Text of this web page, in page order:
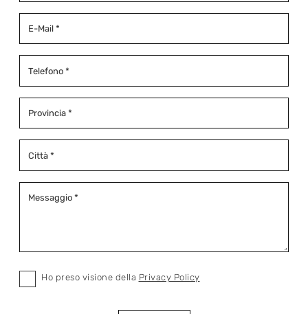
Ho preso visione della Privacy Policy